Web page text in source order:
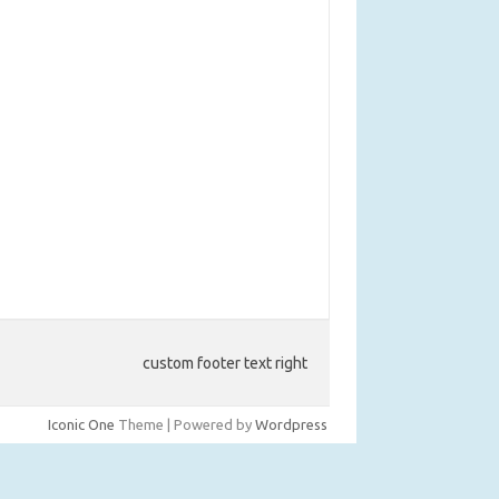
custom footer text right
Iconic One Theme | Powered by Wordpress